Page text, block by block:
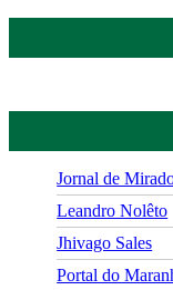
Jornal de
Leandro Nolêto
Jhivago Sales
Portal do